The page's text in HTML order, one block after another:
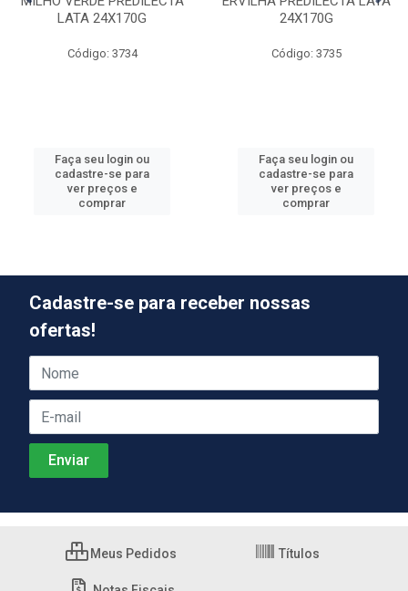
LATA 24X170G
Código: 3734
Faça seu login ou
cadastre-se para
ver preços e
comprar
24X170G
Código: 3735
Faça seu login ou
cadastre-se para
ver preços e
comprar
Cadastre-se para receber nossas
ofertas!
Meus Pedidos Títulos